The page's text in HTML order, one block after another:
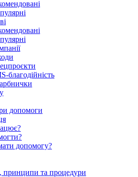
благодійність
допомоги
допомогу?
принципи та процедури